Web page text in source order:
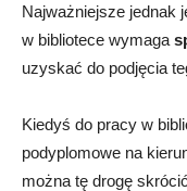
Najważniejsze jednak
w bibliotece wymaga
uzyskać do podjęcia
Kiedyś do pracy w
podyplomowe na
można tę drogę